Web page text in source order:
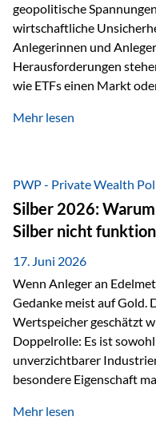
geopolitische
wirtschaftliche
Anlegerinnen und
Herausforderungen
wie ETFs einen Markt
setzen auf die Expertise
Veränderungen geprägt
Herangehensweise
Was zeichnet aktive
Ziel, nicht nur einen
Anlageentscheidungen zu
analysieren
Mehr lesen
PWP - Private Wealth
Silber 2026:
Silber nicht
17. Juni 2026
Wenn Anleger an
Gedanke meist auf Gold.
Wertspeicher geschätzt
Doppelrolle: Es ist
unverzichtbarer
besondere Eigenschaft
elektrischer – und genau
Mehr lesen